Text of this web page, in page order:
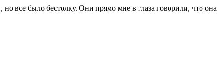
но все было бестолку. Они прямо мне в глаза говорили, что